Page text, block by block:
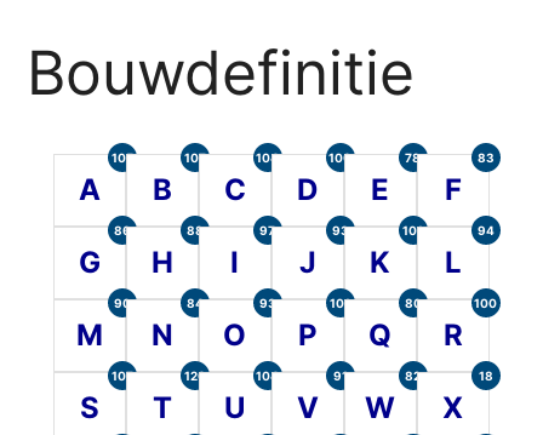
Bouwdefinitie
A
105
B
107
C
104
D
100
E
78
F
83
G
86
H
88
I
97
J
93
K
101
L
94
M
90
N
84
O
93
P
101
Q
80
R
100
S
107
T
120
U
104
V
91
W
82
X
18